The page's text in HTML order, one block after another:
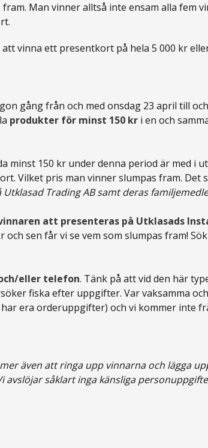
Man vinner alltså inte ensam alla fem
vinna ett presentkort på hela 5 000 kr
gång från och med onsdag 23 april till
produkter för minst 150 kr i en och
minst 150 kr under denna period är med i
Vilket pris man vinner slumpas fram. Det
Utklasad Trading AB samt deras
att presenteras på Utklasads
sen får vi se vem som slumpas fram!
eller telefon. Tänk på att vid den här
fiska efter uppgifter. Var vaksamma
era orderuppgifter) och vi kommer inte
även att ringa upp vinnarna och lägga
avslöjar såklart inga känsliga